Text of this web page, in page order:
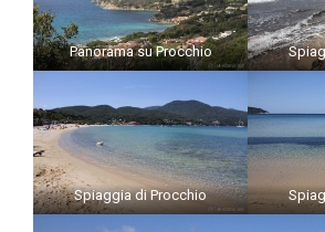
Panorama su Procchio
Spiaggia di Procchio